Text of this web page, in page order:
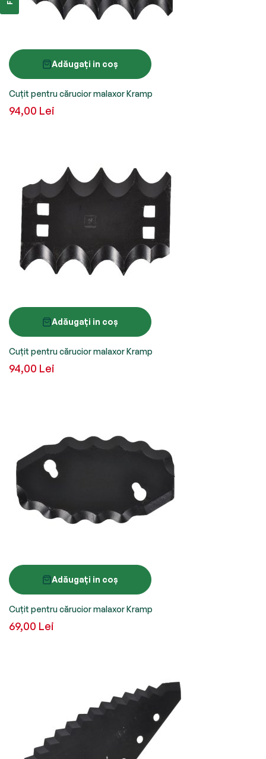
Adăugați in coș
Cuțit pentru cărucior malaxor Kramp
94,00 Lei
Adăugați in coș
Cuțit pentru cărucior malaxor Kramp
94,00 Lei
Adăugați in coș
Cuțit pentru cărucior malaxor Kramp
69,00 Lei